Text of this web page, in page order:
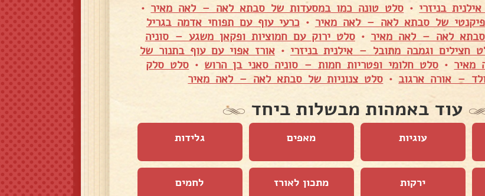
בניזרי • סלט טונה כמו במסעדות של סבתא לאה – לאה מאיר •
של סבתא לאה – לאה מאיר • כרעי עוף עם תפוחי אדמה בגריל
לאה – לאה מאיר •סלט ירוק עם חמוציות ופקאן משגע – סוניה
חצילים וגמבה מתובל – אילנית בניזרי •אורז אפוי עם עוף בתנור של
מאיר • סלט חלומי ופטריות חמות – סוניה סאני בן הרוש • סלט סלק
– אורה ארגוב • סלט צנוניות של סבתא לאה – לאה מאיר
עוד באמהות מבשלות ביחד
עוגיות מאפים גלידות
ירקות מתכון לאורז לחמים